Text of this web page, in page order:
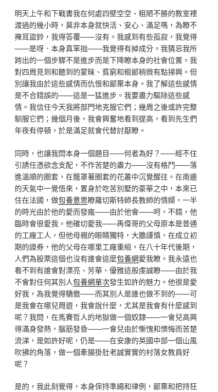
明天上午和下戰書我在何處四壁空空、粗陋不勝的教室裡
渡過的幾小時，莫非本身就快活、安心、滿足嗎，為瞭不
掩耳盜鈴，我得答覆——沒有。我感到有些孤寂，我覺得
——是呀．本身真笨拙——我覺得有掉成分。我猜忌我所
跨出的一個步驟不是進步而是下降瞭本身的社會位置。我
對四周見到和聽到的蒙昧、貧窮和粗鄙稍微有點掃興。但
別讓我由於這些感情而仇恨和鄙棄本身。我了解這些感情
是不合錯誤的——這是一猛進步。我要盡力驅除這些感
情。我信任今天我將部門地克服它們；幾周之後或許完整
馴服它們；幾個月後，我會興奮地看到提高，看到先生們
年夜有停頓，於是滿足就會代替討厭瞭。
同時，也讓我問本身一個題目——何者為好？——經不住
引誘任憑欲念支配，不作苦楚的盡力——沒有格鬥——落
進溫順的圈套，在籠罩著圈套的花叢中沉覺醒往。在南邊
的天氣中一覺悟來，置身於吃苦別墅的豪華之中，本來已
住在法國，做包養意思瞭羅切斯特師長教師的情婦，一半
的時光由於他的愛而發瘋——由於他會——呵，不錯，他
臨時會很愛我。他確切愛我——再偉哥的父母原本是普通
的工廠工人，但他母親的眼睛獨特，大膽謹慎，在成立初
期的證券，他的父母在哪里工廠重組，在八十年代後期，
人們為股票這個也沒有誰會這麼包養網愛我瞭。我永遠也
看不到有誰會對漂亮、芳華、優雅這般虔誠瞭——由於我
不會對任何其別人包養網單次發生如許的魅力。他很是愛
好我，為我覺得驕傲——而其別人是誰也做不到的——可
是我會在哪兒周遊，我會說什麼，尤其是我會有什麼感到
呢？我問，在馬賽哲人的地獄做一個奴隸——一會兒高興
得滿身發熱，腦筋發昏——一會兒由於慚愧和懊悔而苦楚
流涕，是如許好呢，仍是——在安康的英國中部一個山風
吹拂的角落，做一個牽腸掛肚老誠實實的村落女教員好
呢？
是的，我此刻覺得，本身保持準繩和律例，鄙棄和把持狂